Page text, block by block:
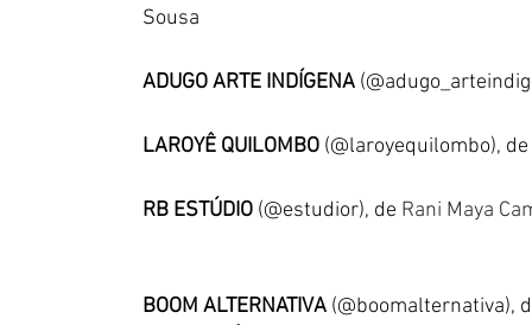
Sousa
ADUGO ARTE INDÍGENA
LAROYÊ QUILOMBO (@laroyequilombo),
RB ESTÚDIO (@estudior), de Rani Maya
BOOM ALTERNATIVA (@boomalternativa),